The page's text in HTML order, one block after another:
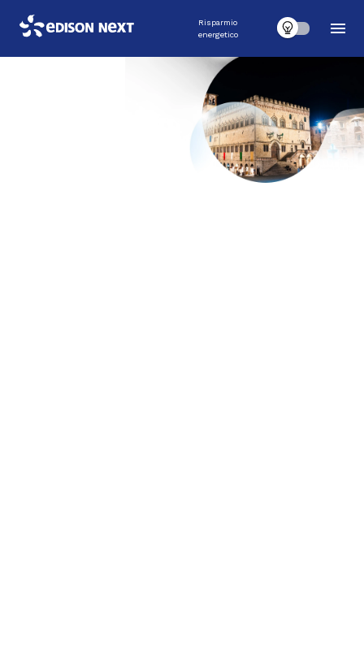
Risparmio
energetico